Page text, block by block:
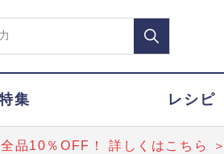
集 レシピ
品10％OFF！ 詳しくはこちら ＞